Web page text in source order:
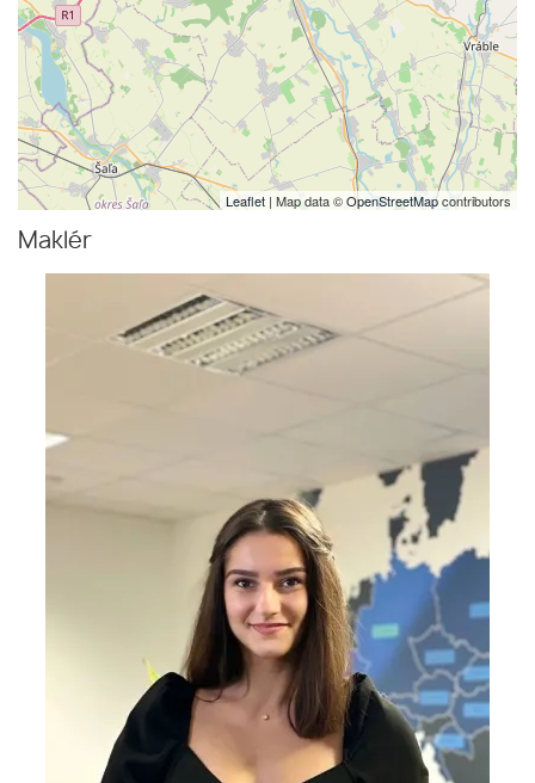
Leaflet | Map data ©OpenStreetMapcontributors
Maklér